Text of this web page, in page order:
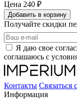
Цена 240 ₽
Добавить в корзину
Получайте скидки
Я даю свое
соглашаюсь с
Контакты Связаться
Информация